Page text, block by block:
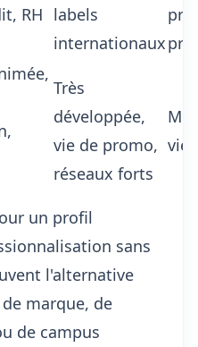
RH labels
internationauxpro)
Très
développée,
vie de promo,
réseaux forts
vie
un profil
sans
l'alternative
marque, de
de campus